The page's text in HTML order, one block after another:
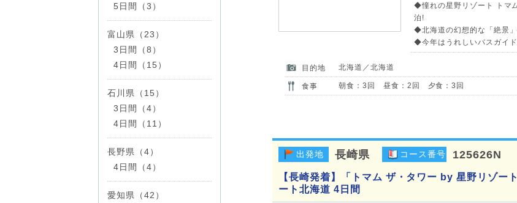
◆憧れの星野リゾート トマ
泊!
◆北海道の幻想的な「絶景
◆今年はうれしいバスガイ
目的地 北海道／北海道
食事 朝食：3回 昼食：2回 夕食：3回
出発地 長崎県 コース番号 125626N
【長崎発着】「トマム ザ・タワー by 星野リゾー
ート北海道 4日間
5日間（3）
富山県（23）
3日間（8）
4日間（15）
石川県（15）
3日間（4）
4日間（11）
長野県（4）
4日間（4）
愛知県（42）